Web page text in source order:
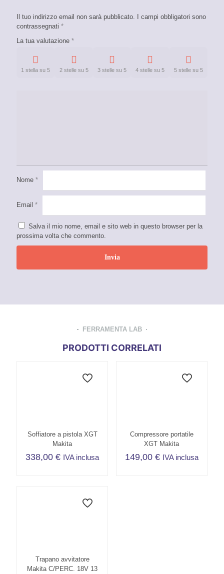
Il tuo indirizzo email non sarà pubblicato.
I campi obbligatori sono
contrassegnati *
La tua valutazione *
1 stella su 5 2 stelle su 5 3 stelle su 5 4 stelle su 5 5 stelle su 5
Nome *
Email *
Salva il mio nome, email e sito web in questo browser per la
prossima volta che commento.
FERRAMENTA LAB
PRODOTTI CORRELATI
Soffiatore a pistola XGT
Makita
338,00€ IVA inclusa
Compressore portatile
XGT Makita
149,00 € IVA inclusa
Trapano avvitatore
Makita C/PERC. 18V 13